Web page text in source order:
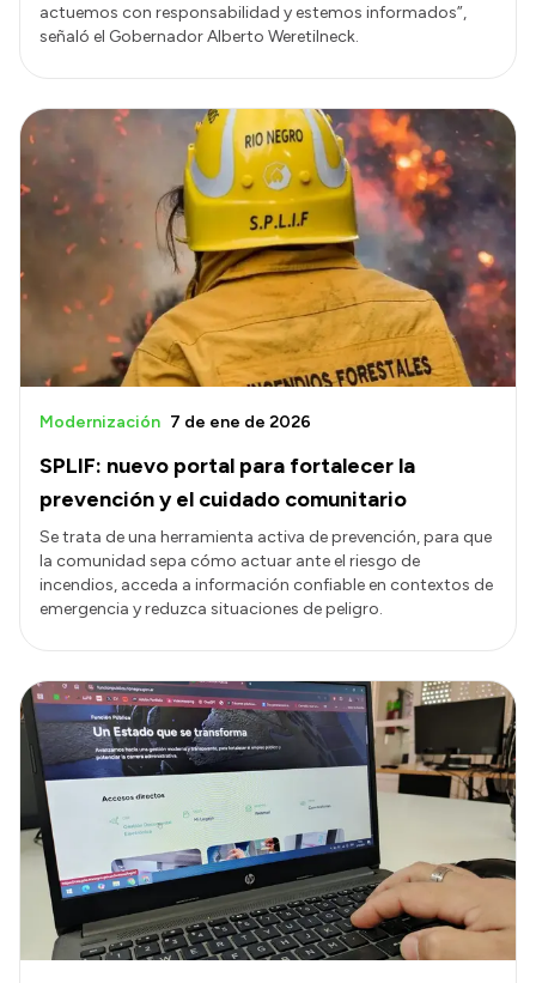
actuemos con responsabilidad y estemos informados”,
señaló el Gobernador Alberto Weretilneck.
SPLIF: nuevo portal para fortalecer la
prevención y el cuidado comunitario
Modernización 7 de ene de 2026
Se trata de una herramienta activa de prevención, para que
la comunidad sepa cómo actuar ante el riesgo de
incendios, acceda a información confiable en contextos de
emergencia y reduzca situaciones de peligro.